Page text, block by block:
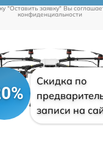
"Оставить заявку" Вы
конфиденциальности
Скидка по
записи на